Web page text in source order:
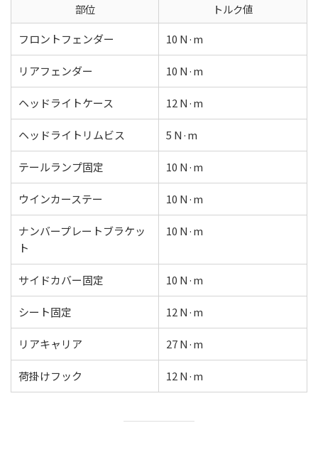
部位
トルク値
フロントフェンダー
10 N·m
リアフェンダー 10 N·m
ヘッドライトケース 12 N·m
ヘッドライトリムビス 5 N·m
テールランプ固定 10 N·m
ウインカーステー 10 N·m
ナンバープレートブラケッ
ト
10 N·m
サイドカバー固定 10 N·m
シート固定 12 N·m
リアキャリア 27 N·m
荷掛けフック 12 N·m